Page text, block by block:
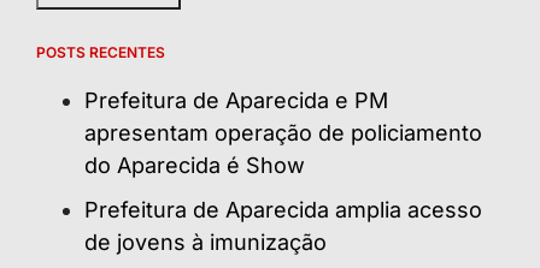
POSTS RECENTES
Prefeitura de Aparecida e PM
apresentam operação de policiamento
do Aparecida é Show
Prefeitura de Aparecida amplia acesso
de jovens à imunização